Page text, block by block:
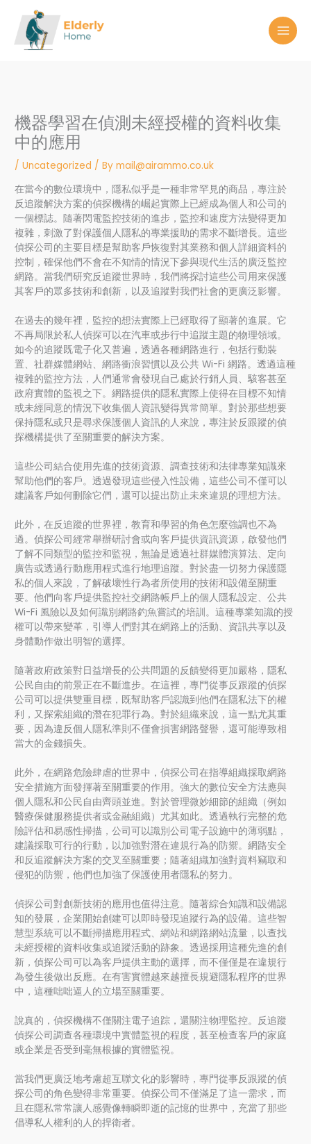
content
機器學習在偵測未經授權的資料收集
中的應用
/Uncategorized / Bymail@airammo.co.uk
在當今的數位環境中，隱私似乎是一種非常罕見的商品，專注於
反追蹤解決方案的偵探機構的崛起實際上已經成為個人和公司的
一個標誌。隨著閃電監控技術的進步，監控和速度方法變得更加
複雜，刺激了對保護個人隱私的專業援助的需求不斷增長。這些
偵探公司的主要目標是幫助客戶恢復對其業務和個人詳細資料的
控制，確保他們不會在不知情的情況下參與現代生活的廣泛監控
網路。當我們研究反追蹤世界時，我們將探討這些公司用來保護
其客戶的眾多技術和創新，以及追蹤對我們社會的更廣泛影響。
在過去的幾年裡，監控的想法實際上已經取得了顯著的進展。它
不再局限於私人偵探可以在汽車或步行中追蹤主題的物理領域。
如今的追蹤既電子化又普遍，透過各種網路進行，包括行動裝
置、社群媒體網站、網路衝浪習慣以及公共 Wi-Fi 網路。透過這種
複雜的監控方法，人們通常會發現自己處於行銷人員、駭客甚至
政府實體的監視之下。網路提供的隱私實際上使得在目標不知情
或未經同意的情況下收集個人資訊變得異常簡單。對於那些想要
保持隱私或只是尋求保護個人資訊的人來說，專注於反跟蹤的偵
探機構提供了至關重要的解決方案。
這些公司結合使用先進的技術資源、調查技術和法律專業知識來
幫助他們的客戶。透過發現這些侵入性設備，這些公司不僅可以
建議客戶如何刪除它們，還可以提出防止未來違規的理想方法。
此外，在反追蹤的世界裡，教育和學習的角色怎麼強調也不為
過。偵探公司經常舉辦研討會或向客戶提供資訊資源，啟發他們
了解不同類型的監控和監視，無論是透過社群媒體演算法、定向
廣告或透過行動應用程式進行地理追蹤。對於盡一切努力保護隱
私的個人來說，了解破壞性行為者所使用的技術和設備至關重
要。他們向客戶提供監控社交網路帳戶上的個人隱私設定、公共
Wi-Fi 風險以及如何識別網路釣魚嘗試的培訓。這種專業知識的授
權可以帶來變革，引導人們對其在網路上的活動、資訊共享以及
身體動作做出明智的選擇。
隨著政府政策對日益增長的公共問題的反饋變得更加嚴格，隱私
公民自由的前景正在不斷進步。在這裡，專門從事反跟蹤的偵探
公司可以提供雙重目標，既幫助客戶認識到他們在隱私法下的權
利，又探索組織的潛在犯罪行為。對於組織來說，這一點尤其重
要，因為違反個人隱私準則不僅會損害網路聲譽，還可能導致相
當大的金錢損失。
此外，在網路危險肆虐的世界中，偵探公司在指導組織採取網路
安全措施方面發揮著至關重要的作用。強大的數位安全方法應與
個人隱私和公民自由齊頭並進。對於管理微妙細節的組織（例如
醫療保健服務提供者或金融組織）尤其如此。透過執行完整的危
險評估和易感性掃描，公司可以識別公司電子設施中的薄弱點，
建議採取可行的行動，以加強對潛在違規行為的防禦。網路安全
和反追蹤解決方案的交叉至關重要；隨著組織加強對資料竊取和
侵犯的防禦，他們也加強了保護使用者隱私的努力。
偵探公司對創新技術的應用也值得注意。隨著綜合知識和設備認
知的發展，企業開始創建可以即時發現追蹤行為的設備。這些智
慧型系統可以不斷掃描應用程式、網站和網路網站流量，以查找
未經授權的資料收集或追蹤活動的跡象。透過採用這種先進的創
新，偵探公司可以為客戶提供主動的選擇，而不僅僅是在違規行
為發生後做出反應。在有害實體越來越擅長規避隱私程序的世界
中，這種咄咄逼人的立場至關重要。
說真的，偵探機構不僅關注電子追踪，還關注物理監控。反追蹤
偵探公司調查各種環境中實體監視的程度，甚至檢查客戶的家庭
或企業是否受到毫無根據的實體監視。
當我們更廣泛地考慮超互聯文化的影響時，專門從事反跟蹤的偵
探公司的角色變得非常重要。偵探公司不僅滿足了這一需求，而
且在隱私常常讓人感覺像轉瞬即逝的記憶的世界中，充當了那些
倡導私人權利的人的捍衛者。